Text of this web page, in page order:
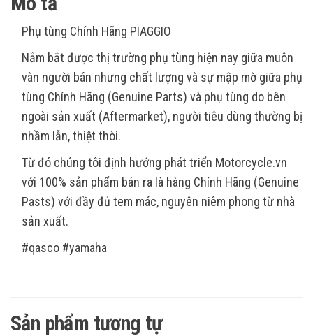
Phụ tùng Chính Hãng PIAGGIO
Nắm bắt được thị trường phụ tùng hiện nay giữa muôn
vàn người bán nhưng chất lượng và sự mập mờ giữa phụ
tùng Chính Hãng (Genuine Parts) và phụ tùng do bên
ngoài sản xuất (Aftermarket), người tiêu dùng thường bị
nhầm lẫn, thiệt thòi.
Từ đó chúng tôi định hướng phát triển Motorcycle.vn
với 100% sản phẩm bán ra là hàng Chính Hãng (Genuine
Pasts) với đầy đủ tem mác, nguyên niêm phong từ nhà
sản xuất.
#qasco #yamaha
Sản phẩm tương tự